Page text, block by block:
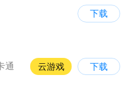
下载
通
云游戏 下载